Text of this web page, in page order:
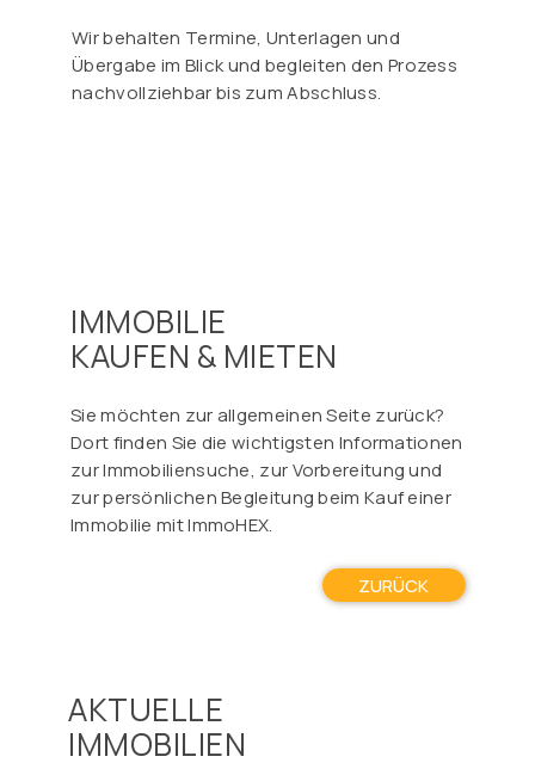
Wir behalten Termine, Unterlagen und
Übergabe im Blick und begleiten den Prozess
nachvollziehbar bis zum Abschluss.
IMMOBILIE
KAUFEN & MIETEN
Sie möchten zur allgemeinen Seite zurück?
Dort finden Sie die wichtigsten Informationen
zur Immobiliensuche, zur Vorbereitung und
zur persönlichen Begleitung beim Kauf einer
Immobilie mit ImmoHEX.
ZURÜCK
AKTUELLE
IMMOBILIEN